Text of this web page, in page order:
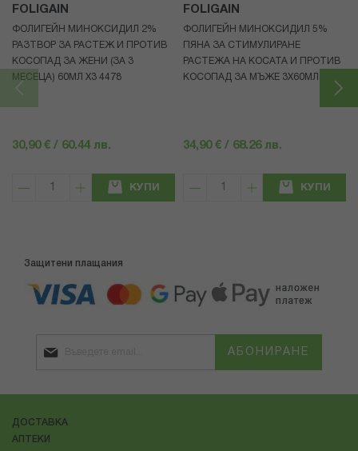
FOLIGAIN
ФОЛИГЕЙН МИНОКСИДИЛ 2%
РАЗТВОР ЗА РАСТЕЖ И ПРОТИВ
КОСОПАД ЗА ЖЕНИ (ЗА 3
МЕСЕЦА) 60МЛ X3 4478
30,90 € / 60.44 лв.
КУПИ
FOLIGAIN
ФОЛИГЕЙН МИНОКСИДИЛ 5%
ПЯНА ЗА СТИМУЛИРАНЕ
РАСТЕЖА НА КОСАТА И ПРОТИВ
КОСОПАД ЗА МЪЖЕ 3X60МЛ 4472
34,90 € / 68.26 лв.
КУПИ
Защитени плащания
АБОНИРАНЕ
ДОСТАВКА
АПТЕКИ